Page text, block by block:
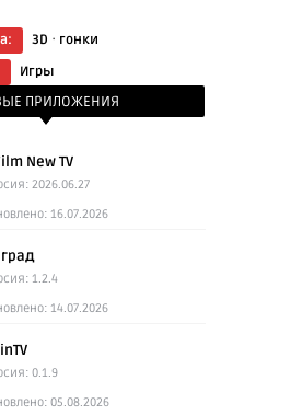
1.94.11527 (962.90 Mb)
1.93.11267 (1018.75 Mb)
3D · гонки
Игры
ПРИЛОЖЕНИЯ
New TV
2026.06.27
16.07.2026
1.2.4
14.07.2026
0.1.9
05.08.2026